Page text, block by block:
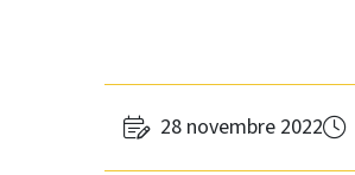
28 novembre 2022